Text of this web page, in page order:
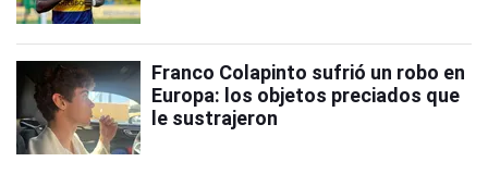
Franco Colapinto sufrió un robo en
Europa: los objetos preciados que
le sustrajeron